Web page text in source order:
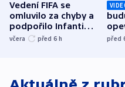
Vedení FIFA se
omluvilo za chyby a
podpořilo Infantina.
UEFA trvá na
včera před 6 h
s
před